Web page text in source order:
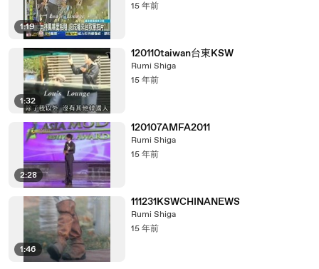
1:19
15 年前
1:32
120110taiwan台東KSW
Rumi Shiga
15 年前
2:28
120107AMFA2011
Rumi Shiga
15 年前
1:46
111231KSWCHINANEWS
Rumi Shiga
15 年前